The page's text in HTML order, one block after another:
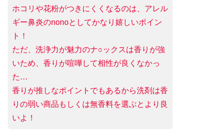
ホコリや花粉がつきにくくなるのは、アレル
ギー鼻炎のnonoとしてかなり嬉しいポイン
ト！
ただ、洗浄力が魅力のナ○ックスは香りが強
いため、香りが喧嘩して相性が良くなかっ
た…
香りが推しなポイントでもあるから洗剤は香
りの弱い商品もしくは無香料を選ぶとより良
いよ！